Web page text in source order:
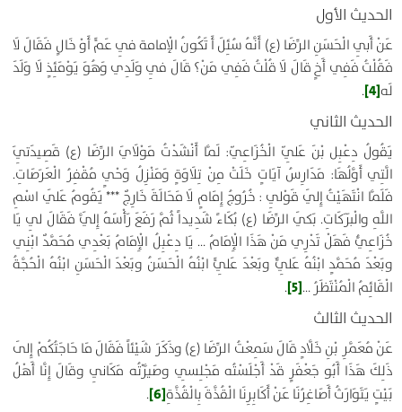
الحديث الأول
عَنْ أَبِي الْحَسَنِ الرِّضَا (ع) ‏أَنَّهُ سُئِلَ أَ تَكُونُ الْإمامة فِي عَمٍّ أَوْ خَالٍ فَقَالَ لَا
فَقُلْتُ فَفِي أَخٍ قَالَ لَا قُلْتُ فَفِي مَنْ؟ قَالَ فِي وَلَدِي وَهُوَ يَوْمَئِذٍ لَا وَلَدَ
لَه[4]
‏.
الحديث الثاني
يَقُولُ دِعْبِل بْنَ عَلِيّ الْخُزَاعِيّ: لَمَّا أَنْشَدْتُ مَوْلَايَ الرِّضَا (ع) قَصِيدَتِيَ
الَّتِي أَوَّلُهَا: مَدَارِسُ آيَاتٍ خَلَتْ مِنْ تِلَاوَةٍ وَمَنْزِلُ وَحْيٍ مُقْفِرُ الْعَرَصَاتِ.
فَلَمَّا انْتَهَيْتُ إِلَي قَوْلِي : خُرُوجُ إِمَامٍ لَا مَحَالَةَ خَارِجٌ *** يَقُومُ عَلَي اسْمِ
اللَّهِ والْبَرَكَاتِ. بَكَي الرِّضَا (ع) بُكَاءً شَدِيداً ثُمَّ رَفَعَ رَأْسَهُ إِلَيَّ فَقَالَ لِي يَا
خُزَاعِيُّ فَهَلْ تَدْرِي مَنْ هَذَا الْإِمَامُ … يَا دِعْبِلُ الْإِمَامُ بَعْدِي مُحَمَّدٌ ابْنِي
وبَعْدَ مُحَمَّدٍ ابْنُهُ عَلِيٌّ وبَعْدَ عَلِيٍّ ابْنُهُ الْحَسَنُ وبَعْدَ الْحَسَنِ ابْنُهُ الْحُجَّةُ
الْقَائِمُ الْمُنْتَظَرُ …[5]
.
الحديث الثالث
عَنْ مُعَمَّرِ بْنِ خَلَّادٍ قَالَ سَمِعْتُ الرِّضَا (ع) وذَكَرَ شَيْئاً فَقَالَ مَا حَاجَتُكُمْ إِلَى
ذَلِكَ هَذَا أَبُو جَعْفَرٍ قَدْ أَجْلَسْتُه مَجْلِسِي وصَيَّرْتُه مَكَانِي وقَالَ إِنَّا أَهْلُ
بَيْتٍ يَتَوَارَثُ أَصَاغِرُنَا عَنْ أَكَابِرِنَا الْقُذَّةَ بِالْقُذَّةِ[6]
.